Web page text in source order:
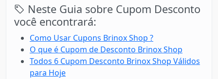
Neste Guia sobre Cupom Desconto
você encontrará:
Como Usar Cupons Brinox Shop ?
O que é Cupom de Desconto Brinox Shop
Todos 6 Cupom Desconto Brinox Shop Válidos
para Hoje